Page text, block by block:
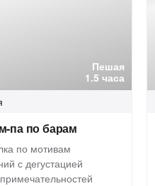
Пешая
1.5 часа
па по барам
по мотивам
с дегустацией